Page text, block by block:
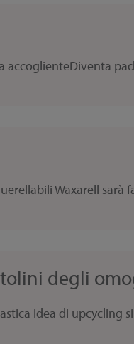
accoglienteDiventa
Waxarell sarà
degli
idea di upcycling